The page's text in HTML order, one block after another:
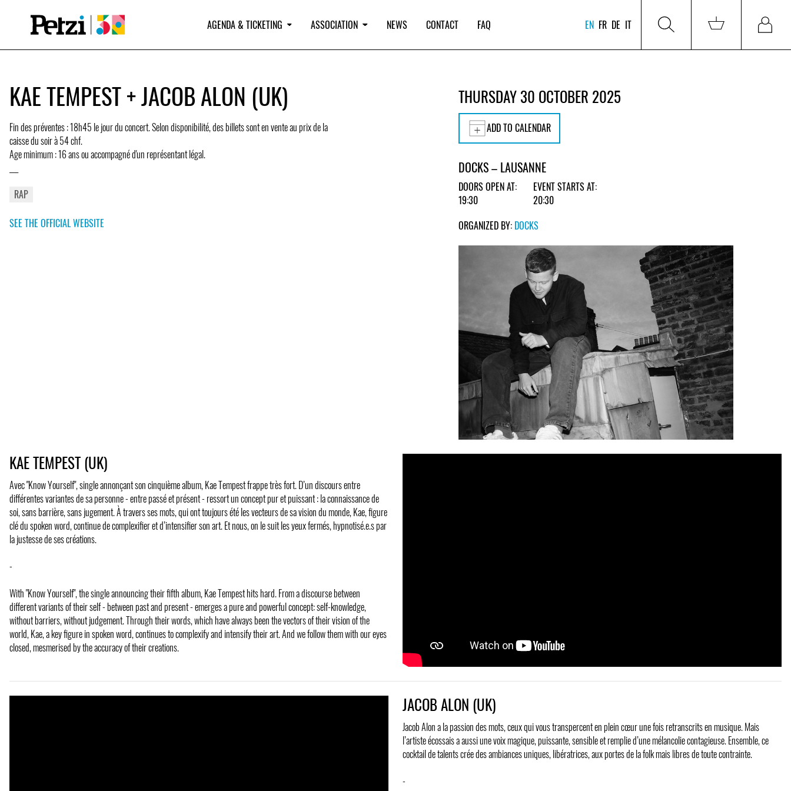
AGENDA & TICKETING ASSOCIATION NEWS CONTACT FAQ EN FR DE IT
KAE TEMPEST + JACOB ALON (UK)
Fin des préventes : 18h45 le jour du concert. Selon disponibilité, des billets sont en vente au prix de la
caisse du soir à 54 chf.
Age minimum : 16 ans ou accompagné d'un représentant légal.
RAP
SEE THE OFFICIAL WEBSITE
THURSDAY 30 OCTOBER 2025
ADD TO CALENDAR
DOCKS – LAUSANNE
DOORS OPEN AT:
19:30
EVENT STARTS AT:
20:30
ORGANIZED BY: DOCKS
KAE TEMPEST (UK)
Avec "Know Yourself", single annonçant son cinquième album, Kae Tempest frappe très fort. D’un discours entre
différentes variantes de sa personne - entre passé et présent - ressort un concept pur et puissant : la connaissance de
soi, sans barrière, sans jugement. À travers ses mots, qui ont toujours été les vecteurs de sa vision du monde, Kae, figure
clé du spoken word, continue de complexifier et d’intensifier son art. Et nous, on le suit les yeux fermés, hypnotisé.e.s par
la justesse de ses créations.
-
With "Know Yourself", the single announcing their fifth album, Kae Tempest hits hard. From a discourse between
different variants of their self - between past and present - emerges a pure and powerful concept: self-knowledge,
without barriers, without judgement. Through their words, which have always been the vectors of their vision of the
world, Kae, a key figure in spoken word, continues to complexify and intensify their art. And we follow them with our eyes
closed, mesmerised by the accuracy of their creations.
JACOB ALON (UK)
Jacob Alon a la passion des mots, ceux qui vous transpercent en plein cœur une fois retranscrits en musique. Mais
l’artiste écossais a aussi une voix magique, puissante, sensible et remplie d’une mélancolie contagieuse. Ensemble, ce
cocktail de talents crée des ambiances uniques, libératrices, aux portes de la folk mais libres de toute contrainte.
-